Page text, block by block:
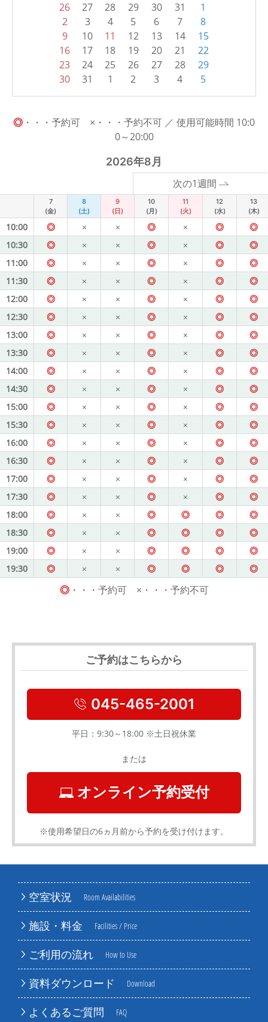
空室状況 Room Availabilities
施設・料金 Facilities / Price
ご利用の流れ How to Use
資料ダウンロード Download
よくあるご質問 FAQ
26 27 28 29 30 31
1
2
3 4 5 6 7
8
9
10 11 12 13 14
15
16
17 18 19 20 21
22
23
24 25 26 27 28
29
30
31 1 2 3 4 5
◎ ・・・予約可 ×・・・予約不可 ／ 使用可能時間 10:0
0～20:00
2026年8月
次の1週間
7
(金)
8
(土)
9
(日)
10
(月)
11
(火)
12
(水)
13
(木)
10:00 ◎ × × ◎ × ◎
◎
10:30
◎ × × ◎ × ◎
◎
11:00
◎ × × ◎ × ◎
◎
11:30
◎ × × ◎ × ◎
◎
12:00
◎ × × ◎ × ◎
◎
12:30
◎ × × ◎ × ◎
◎
13:00
◎ × × ◎ × ◎
◎
13:30
◎ × × ◎ × ◎
◎
14:00
◎ × × ◎ × ◎
◎
14:30
◎ × × ◎ × ◎
◎
15:00
◎ × × ◎ × ◎
◎
15:30
◎ × × ◎ × ◎
◎
16:00
◎ × × ◎ × ◎
◎
16:30
◎ × × ◎ × ◎
◎
17:00
◎ × × ◎ × ◎
◎
17:30
◎ × × ◎ × ◎
◎
18:00
◎ × × ◎ ◎ ◎
◎
18:30
◎ × × ◎ ◎ ◎
◎
19:00
◎ × × ◎ ◎ ◎
◎
19:30
◎ × × ◎ ◎ ◎ ◎
◎・・・予約可 ×・・・予約不可
ご予約はこちらから
045-465-2001
平日：9:30～18:00 ※土日祝休業
または
オンライン予約受付
※使用希望日の6ヵ月前から予約を受け付けます。